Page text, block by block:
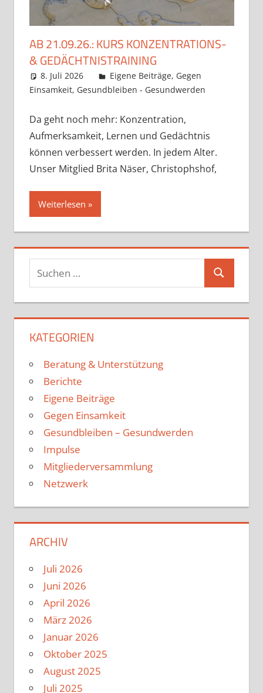
AB 21.09.26.: KURS KONZENTRATIONS-
& GEDÄCHTNISTRAINING
8. Juli 2026 Claudia Ollenhauer
Eigene Beiträge, Gegen
Einsamkeit, Gesundbleiben - Gesundwerden
Da geht noch mehr: Konzentration,
Aufmerksamkeit, Lernen und Gedächtnis
können verbessert werden. In jedem Alter.
Unser Mitglied Brita Näser, Christophshof,
Weiterlesen
KATEGORIEN
Beratung & Unterstützung
Berichte
Eigene Beiträge
Gegen Einsamkeit
Gesundbleiben – Gesundwerden
Impulse
Mitgliederversammlung
Netzwerk
ARCHIV
Juli 2026
Juni 2026
April 2026
März 2026
Januar 2026
Oktober 2025
August 2025
Juli 2025